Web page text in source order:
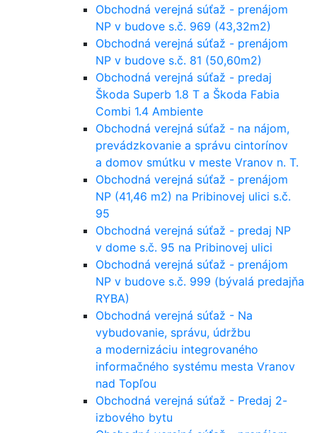
Obchodná verejná súťaž - prenájom
NP v budove s.č. 969 (43,32m2)
Obchodná verejná súťaž - prenájom
NP v budove s.č. 81 (50,60m2)
Obchodná verejná súťaž - predaj
Škoda Superb 1.8 T a Škoda Fabia
Combi 1.4 Ambiente
Obchodná verejná súťaž - na nájom,
prevádzkovanie a správu cintorínov
a domov smútku v meste Vranov n. T.
Obchodná verejná súťaž - prenájom
NP (41,46 m2) na Pribinovej ulici s.č.
95
Obchodná verejná súťaž - predaj NP
v dome s.č. 95 na Pribinovej ulici
Obchodná verejná súťaž - prenájom
NP v budove s.č. 999 (bývalá predajňa
RYBA)
Obchodná verejná súťaž - Na
vybudovanie, správu, údržbu
a modernizáciu integrovaného
informačného systému mesta Vranov
nad Topľou
Obchodná verejná súťaž - Predaj 2-
izbového bytu